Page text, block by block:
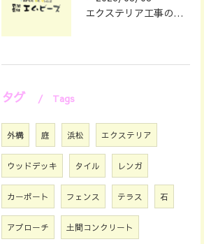
エクステリア工事の理想を静岡県浜松市で叶える費用とデザインのポイント
タグ Tags
外構 庭 浜松 エクステリア
ウッドデッキ タイル レンガ
カーポート フェンス テラス 石
アプローチ 土間コンクリート